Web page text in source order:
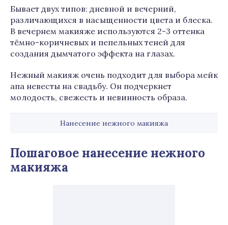
Бывает двух типов: дневной и вечерний,
различающихся в насыщенности цвета и блеска.
В вечернем макияже используются 2-3 оттенка
тёмно-коричневых и пепельных теней для
создания дымчатого эффекта на глазах.
Нежный макияж очень подходит для выбора мейк
апа невесты на свадьбу. Он подчеркнет
молодость, свежесть и невинность образа.
Нанесение нежного макияжа
Пошаговое нанесение нежного
макияжа